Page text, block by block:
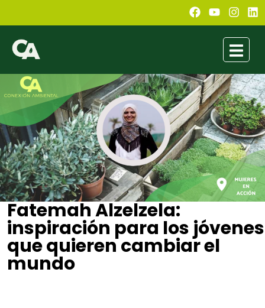
Fatemah Alzelzela:
inspiración para los jóvenes
que quieren cambiar el
mundo